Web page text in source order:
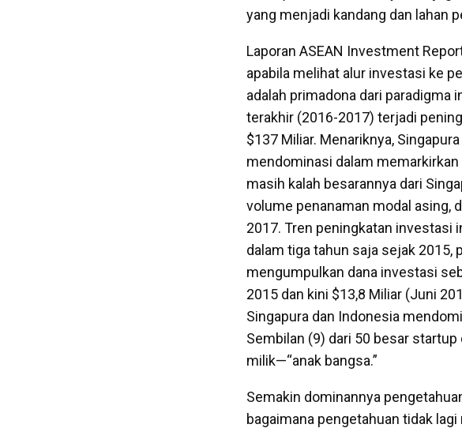
yang menjadi kandang dan lahan
Laporan ASEAN Investment
apabila melihat alur investasi ke
adalah primadona dari paradigma
terakhir (2016-2017) terjadi
$137 Miliar. Menariknya,
mendominasi dalam
masih kalah besarannya dari
volume penanaman modal asing,
2017. Tren peningkatan investasi
dalam tiga tahun saja sejak 2015,
mengumpulkan dana investasi
2015 dan kini $13,8 Miliar (Juni
Singapura dan Indonesia
Sembilan (9) dari 50 besar
milik—“anak bangsa.”
Semakin dominannya
bagaimana pengetahuan tidak